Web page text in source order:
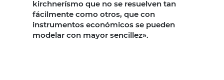
kirchnerísmo que no se resuelven tan
fácilmente como otros, que con
instrumentos económicos se pueden
modelar con mayor sencillez».